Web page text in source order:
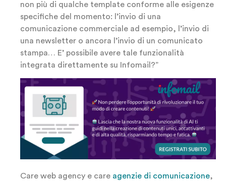
non più di qualche template conforme alle esigenze
specifiche del momento: l’invio di una
comunicazione commerciale ad esempio, l’invio di
una newsletter o ancora l’invio di un comunicato
stampa… E’ possibile avere tale funzionalità
integrata direttamente su Infomail?”
Care web agency e care agenzie di comunicazione,